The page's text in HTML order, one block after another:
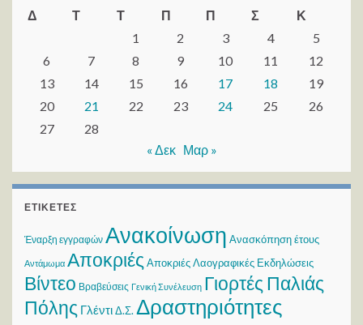
Δ
Τ Τ Π Π Σ
Κ
1
2 3 4
5
6
7 8 9 10 11
12
13
14 15 16 17 18
19
20
21 22 23 24 25
26
27
28
« Δεκ Μαρ »
ΕΤΙΚΈΤΕΣ
Έναρξη εγγραφών Ανακοίνωση Ανασκόπηση έτους
Αντάμωμα Αποκριές Αποκριές Λαογραφικές Εκδηλώσεις
Βίντεο Βραβεύσεις Γενική Συνέλευση Γιορτές Παλιάς
Πόλης ΓλέντιΔ.Σ. Δραστηριότητες